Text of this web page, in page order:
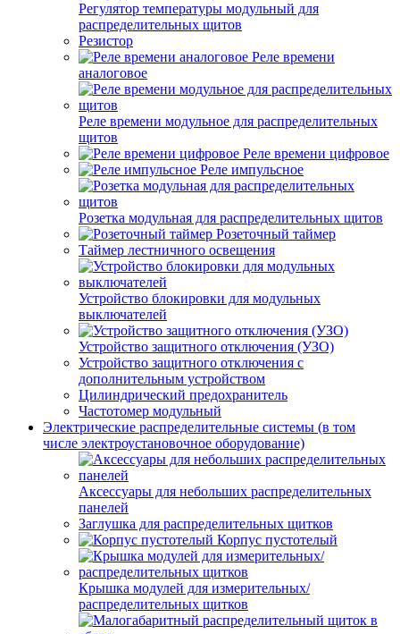
Регулятор температуры модульный для
распределительных щитов
Резистор
Реле времени
аналоговое
Реле времени модульное для распределительных
щитов
Реле времени цифровое
Реле импульсное
Розетка модульная для распределительных щитов
Розеточный таймер
Таймер лестничного освещения
Устройство блокировки для модульных
выключателей
Устройство защитного отключения (УЗО)
Устройство защитного отключения с
дополнительным устройством
Цилиндрический предохранитель
Частотомер модульный
Электрические распределительные системы (в том
числе электроустановочное оборудование)
Аксессуары для небольших распределительных
панелей
Заглушка для распределительных щитков
Корпус пустотелый
Крышка модулей для измерительных/
распределительных щитков